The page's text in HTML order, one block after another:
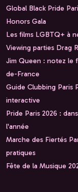
Global Black Pride
Honors Gala
Les films LGBTQ+ à
Viewing parties Drag
Jim Queen : notez le
de-France
Guide Clubbing Paris
interactive
Pride Paris 2026 :
l'année
Marche des Fiertés
pratiques
Fête de la Musique